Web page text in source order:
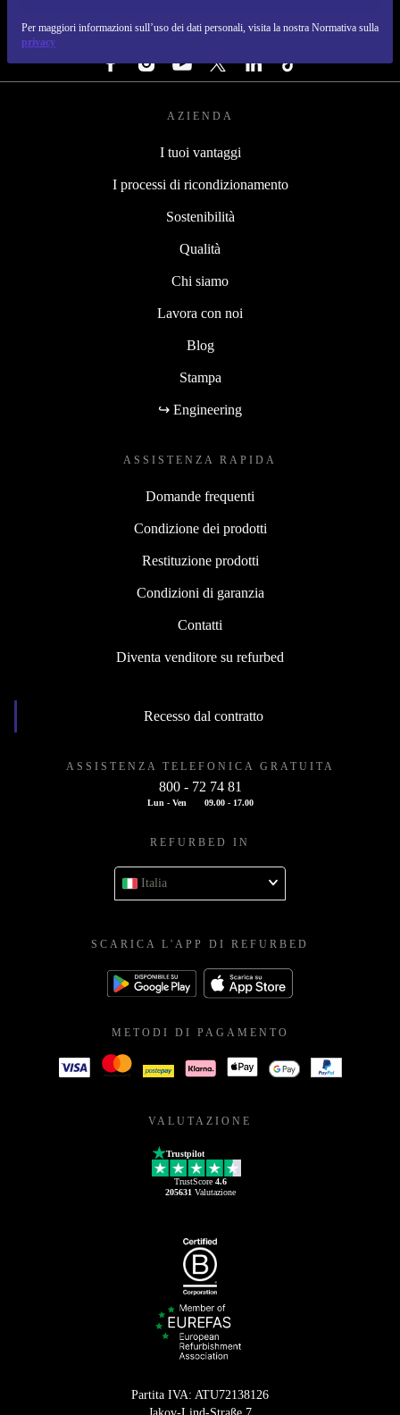
Per maggiori informazioni sull’uso dei dati personali, visita la nostra Normativa sulla
privacy
SEGUICI SU
AZIENDA
I tuoi vantaggi
I processi di ricondizionamento
Sostenibilità
Qualità
Chi siamo
Lavora con noi
Blog
Stampa
↪ Engineering
ASSISTENZA RAPIDA
Domande frequenti
Condizione dei prodotti
Restituzione prodotti
Condizioni di garanzia
Contatti
Diventa venditore su refurbed
Recesso dal contratto
ASSISTENZA TELEFONICA GRATUITA
800 - 72 74 81
Lun - Ven 09.00 - 17.00
REFURBED IN
Italia
SCARICA L'APP DI REFURBED
METODI DI PAGAMENTO
VALUTAZIONE
Trustpilot
TrustScore 4.6
205631 Valutazione
Partita IVA: ATU72138126